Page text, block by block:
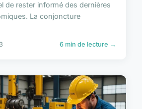
de rester informé des dernières
La conjoncture
6 min de lecture →